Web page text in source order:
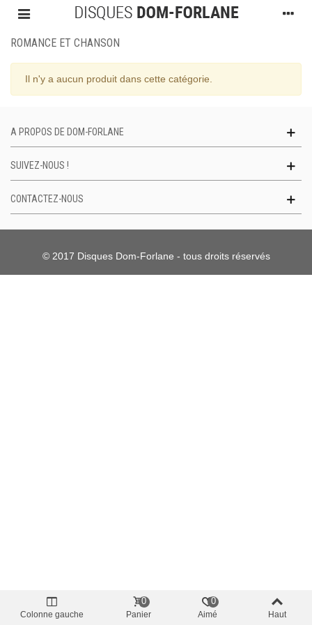
ROMANCE ET CHANSON
Il n'y a aucun produit dans cette catégorie.
A PROPOS DE DOM-FORLANE
SUIVEZ-NOUS !
CONTACTEZ-NOUS
© 2017 Disques Dom-Forlane - tous droits réservés
Colonne gauche Panier
0
Aimé
0
Haut